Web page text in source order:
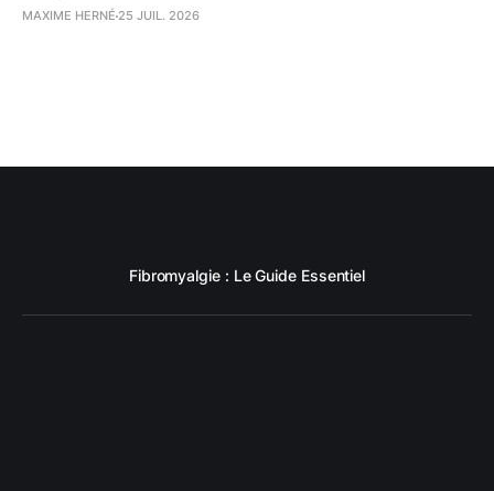
MAXIME HERNÉ 25 JUIL. 2026
Fibromyalgie : Le Guide Essentiel